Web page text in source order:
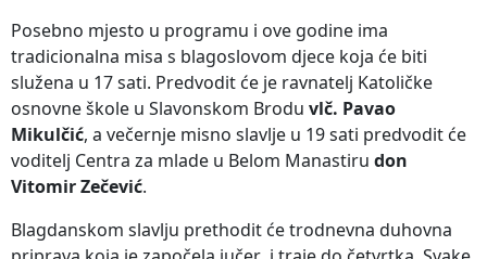
Posebno mjesto u programu i ove godine ima
tradicionalna misa s blagoslovom djece koja će biti
služena u 17 sati. Predvodit će je ravnatelj Katoličke
osnovne škole u Slavonskom Brodu vlč. Pavao
Mikulčić, a večernje misno slavlje u 19 sati predvodit će
voditelj Centra za mlade u Belom Manastiru don
Vitomir Zečević.
Blagdanskom slavlju prethodit će trodnevna duhovna